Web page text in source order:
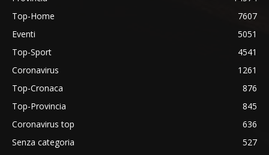
Top-Home
7607
Eventi
5051
Top-Sport
4541
Coronavirus
1261
Top-Cronaca
876
Top-Provincia
845
Coronavirus top
636
Senza categoria
527